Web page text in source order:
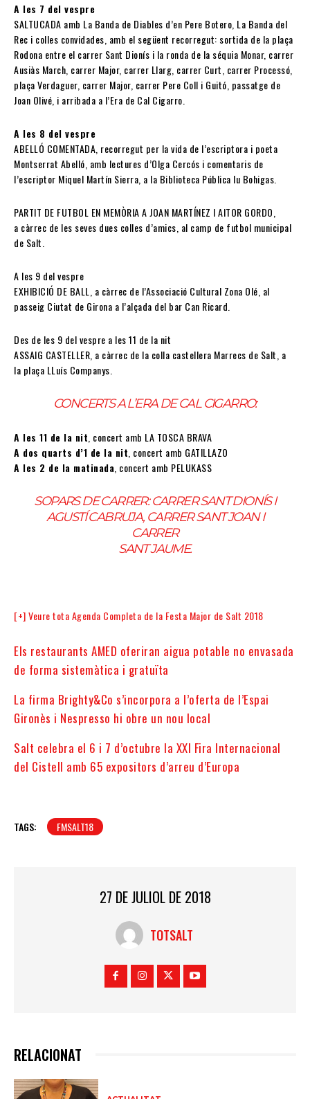
A les 7 del vespre
SALTUCADA amb La Banda de Diables d’en Pere Botero, La Banda del
Rec i colles convidades, amb el següent recorregut: sortida de la plaça
Rodona entre el carrer Sant Dionís i la ronda de la séquia Monar, carrer
Ausiàs March, carrer Major, carrer Llarg, carrer Curt, carrer Processó,
plaça Verdaguer, carrer Major, carrer Pere Coll i Guitó, passatge de
Joan Olivé, i arribada a l’Era de Cal Cigarro.
A les 8 del vespre
ABELLÓ COMENTADA, recorregut per la vida de l’escriptora i poeta
Montserrat Abelló, amb lectures d’Olga Cercós i comentaris de
l’escriptor Miquel Martín Sierra, a la Biblioteca Pública Iu Bohigas.
PARTIT DE FUTBOL EN MEMÒRIA A JOAN MARTÍNEZ I AITOR GORDO,
a càrrec de les seves dues colles d’amics, al camp de futbol municipal
de Salt.
A les 9 del vespre
EXHIBICIÓ DE BALL, a càrrec de l’Associació Cultural Zona Olé, al
passeig Ciutat de Girona a l’alçada del bar Can Ricard.
Des de les 9 del vespre a les 11 de la nit
ASSAIG CASTELLER, a càrrec de la colla castellera Marrecs de Salt, a
la plaça LLuís Companys.
CONCERTS A L’ERA DE CAL CIGARRO:
A les 11 de la nit , concert amb LA TOSCA BRAVA
A dos quarts d’1 de la nit , concert amb GATILLAZO
A les 2 de la matinada , concert amb PELUKASS
SOPARS DE CARRER: CARRER SANT DIONÍS I
AGUSTÍ CABRUJA, CARRER SANT JOAN I
CARRER
SANT JAUME.
[+] Veure tota Agenda Completa de la Festa Major de Salt 2018
Els restaurants AMED oferiran aigua potable no envasada
de forma sistemàtica i gratuïta
La firma Brighty&Co s’incorpora a l’oferta de l’Espai
Gironès i Nespresso hi obre un nou local
Salt celebra el 6 i 7 d’octubre la XXI Fira Internacional
del Cistell amb 65 expositors d’arreu d’Europa
TAGS: FMSALT18
27 DE JULIOL DE 2018
TOTSALT
RELACIONAT